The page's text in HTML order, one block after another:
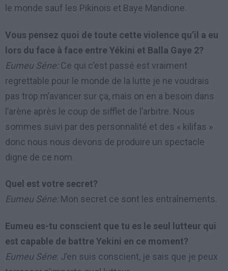
le monde sauf les Pikinois et Baye Mandione.
Vous pensez quoi de toute cette violence qu’il a eu
lors du face à face entre Yékini et Balla Gaye 2?
Eumeu Séne:Ce qui c’est passé est vraiment
regrettable pour le monde de la lutte je ne voudrais
pas trop m’avancer sur ça, mais on en a besoin dans
l’arène après le coup de sifflet de l’arbitre. Nous
sommes suivi par des personnalité et des « kilifas »
donc nous nous devons de produire un spectacle
digne de ce nom.
Quel est votre secret?
Eumeu Séne:Mon secret ce sont les entraînements.
Eumeu es-tu conscient que tu es le seul lutteur qui
est capable de battre Yekini en ce moment?
Eumeu Séne: J’en suis conscient, je sais que je peux